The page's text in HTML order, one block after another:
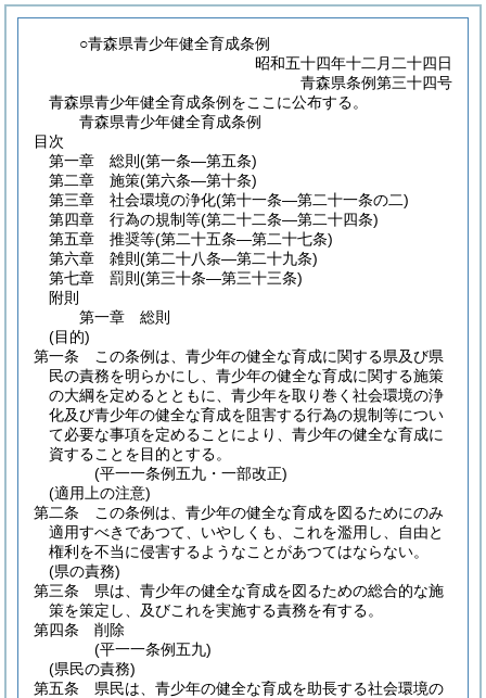
○青森県青少年健全育成条例
昭和五十四年十二月二十四日
青森県条例第三十四号
青森県青少年健全育成条例をここに公布する。
青森県青少年健全育成条例
目次
第一章
総則 (第一条―第五条)
第二章
施策(第六条―第十条)
第三章
社会環境の浄化(第十一条―第二十一条の二)
第四章
行為の規制等(第二十二条―第二十四条)
第五章
推奨等(第二十五条―第二十七条)
第六章
雑則 (第二十八条―第二十九条)
第七章
罰則 (第三十条―第三十三条)
附則
第一章
総則
(目的)
第一条
この条例は、青少年の健全な育成に関する県及び県
民の責務を明らかにし、青少年の健全な育成に関する施策
の大綱を定めるとともに、青少年を取り巻く社会環境の浄
化及び青少年の健全な育成を阻害する行為の規制等につい
て必要な事項を定めることにより、青少年の健全な育成に
資することを目的とする。
(平一一条例五九・一部改正)
(適用上の注意)
第二条
この条例は、青少年の健全な育成を図るためにのみ
適用すべきであつて、いやしくも、これを濫用し、自由と
権利を不当に侵害するようなことがあつてはならない。
(県の責務)
第三条
県は、青少年の健全な育成を図るための総合的な施
策を策定し、及びこれを実施する責務を有する。
第四条
削除
(平一一条例五九)
(県民の責務)
第五条
県民は、青少年の健全な育成を助長する社会環境の